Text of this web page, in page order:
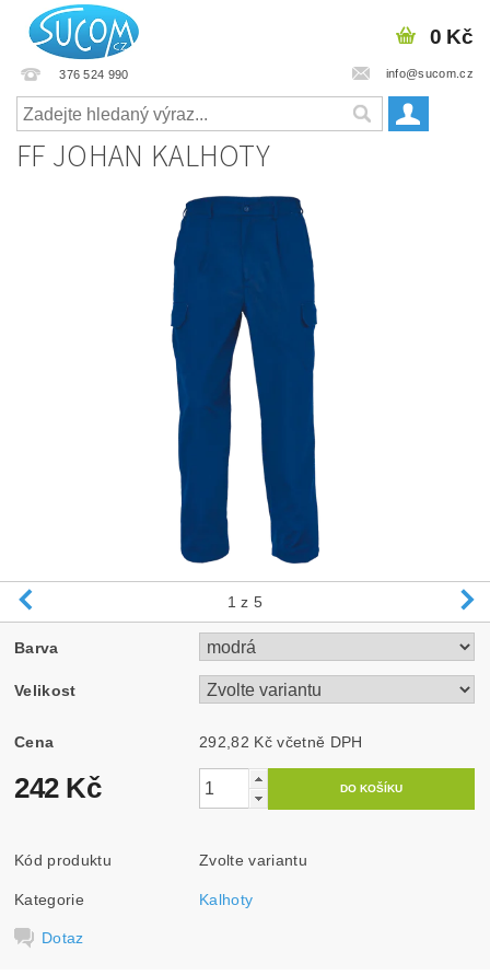
376 524 990 info@sucom.cz
0 Kč
FF JOHAN KALHOTY
1 z 5
Barva
Velikost
Cena 292,82 Kč včetně DPH
242 Kč
Kód produktu Zvolte variantu
Kategorie Kalhoty
Dotaz